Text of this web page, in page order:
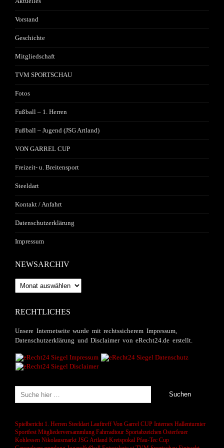
Vorstand
Geschichte
Mitgliedschaft
TVM SPORTSCHAU
Fotos
Fußball – 1. Herren
Fußball – Jugend (JSG Artland)
VON GARREL CUP
Freizeit- u. Breitensport
Steeldart
Kontakt / Anfahrt
Datenschutzerklärung
Impressum
NEWSARCHIV
Newsarchiv
RECHTLICHES
Unsere Internetseite wurde mit rechtssicherem Impressum,
Datenschutzerklärung und Disclaimer von eRecht24.de erstellt.
Spielbericht 1. Herren Steeldart Lauftreff Von Garrel CUP Internes Hallenturnier
Sportfest Mitgliederversammlung Fahrradtour Sportabzeichen Osterfeuer
Kohlessen Nikolausmarkt JSG Artland Kreispokal Pfau-Tec Cup